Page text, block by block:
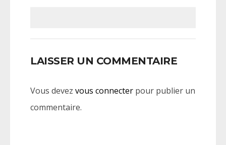
LAISSER UN COMMENTAIRE
Vous devez vous connecter pour publier un
commentaire.